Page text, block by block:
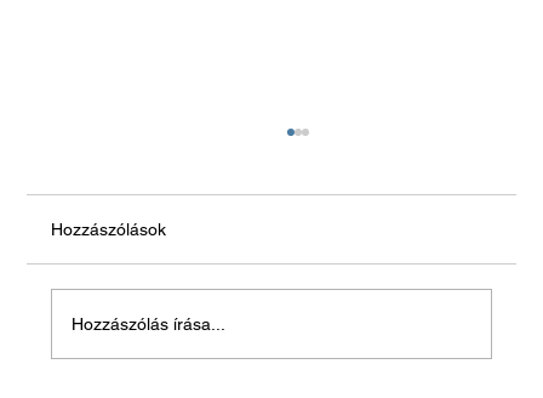
Balatonszemes, 2024 Augusztus
Hozzászólások
Hozzászólás írása...